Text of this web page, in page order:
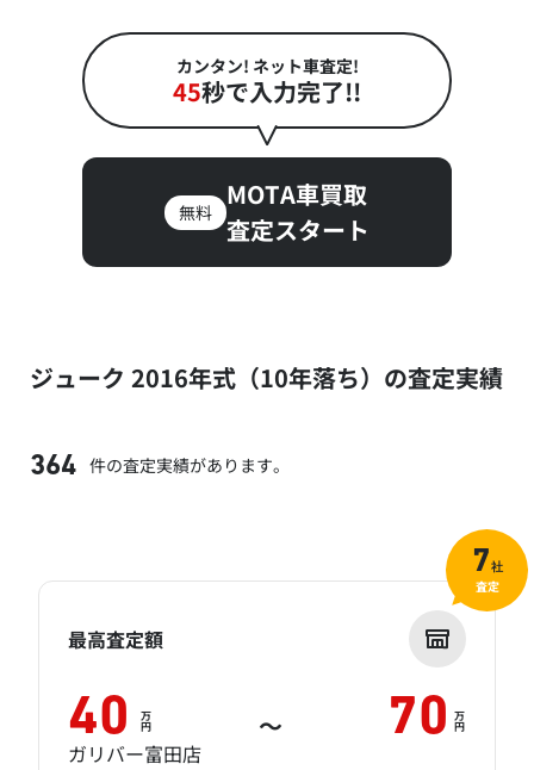
カンタン! ネット車査定!
45秒で入力完了!!
無料
MOTA車買取
査定スタート
ジューク 2016年式（10年落ち）の査定実績
364 件の査定実績があります。
最高査定額
40 万
円 ～ 70 万
円
ガリバー富田店
7社
査定